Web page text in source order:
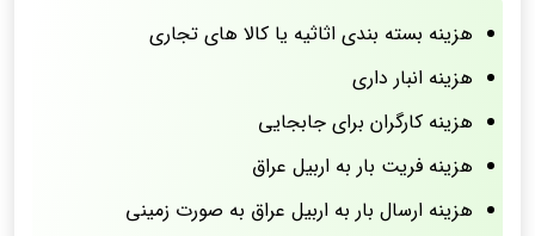
هزینه بسته بندی اثاثیه یا کالا های تجاری
هزینه انبار داری
هزینه کارگران برای جابجایی
هزینه فریت بار به اربیل عراق
هزینه ارسال بار به اربیل عراق به صورت زمینی